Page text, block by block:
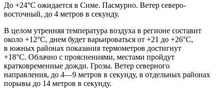
До +24°C ожидается в Симе. Пасмурно. Ветер северо-
восточный, до 4 метров в секунду.
В целом утренняя температура воздуха в регионе составит
около +12°C, днем будет варьироваться от +21 до +26°C,
в южных районах показания термометров достигнут
+18°C. Облачно с прояснениями, местами пройдут
кратковременные дожди. Грозы. Ветер северного
направления, до 4—9 метров в секунду, в отдельных районах
порывы до 14 метров в секунду.